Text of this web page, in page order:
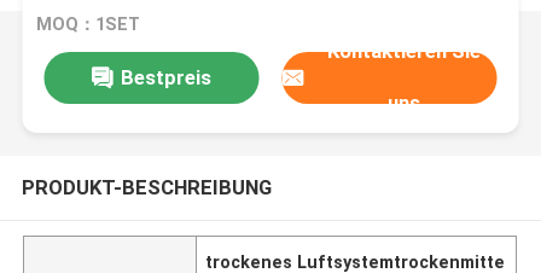
Temp/Luftfeuchteregelung
MOQ：1SET
Bestpreis
Kontaktieren Sie
uns
PRODUKT-BESCHREIBUNG
trockenes Luftsystemtrockenmitte